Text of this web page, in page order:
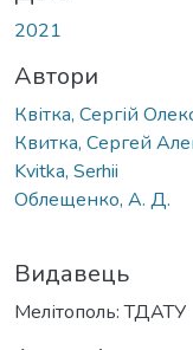
2021
Автори
Квітка, Сергій
Квитка, Сергей
Kvitka, Serhii
Облещенко, А. Д.
Видавець
Мелітополь: ТДАТУ